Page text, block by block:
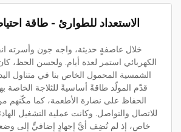
الاستعداد للطوارئ - طاقة
خلال عاصفةٍ حديثة، واجه جون وأسرته
الكهربائي استمر لعدة أيام. ولحسن الحظ،
الشمسية المحمول الخاص بنا في متناول
قدّم المولّد طاقةً أساسيةً للثلاجة الخاصة
الحفاظ على نضارة الأطعمة، كما مكّنهم
للاتصال والتواصل. وكانت عملية التشغيل
خاص، إذ لم تُضِف أيَّ إجهادٍ إضافيٍّ إلى